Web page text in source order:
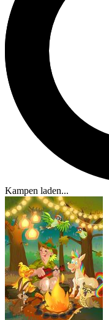
Kampen laden...